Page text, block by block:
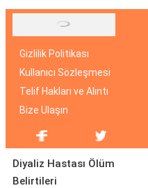
Gizlilik Politikası
Kullanıcı Sözleşmesi
Telif Hakları ve Alıntı
Bize Ulaşın
Diyaliz Hastası Ölüm
Belirtileri